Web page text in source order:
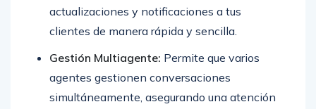
actualizaciones y notificaciones a tus
clientes de manera rápida y sencilla.
Gestión Multiagente: Permite que varios
agentes gestionen conversaciones
simultáneamente, asegurando una atención